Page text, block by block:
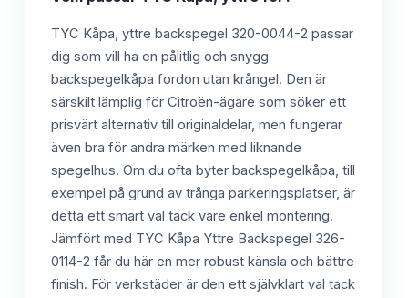
TYC Kåpa, yttre backspegel 320-0044-2 passar
dig som vill ha en pålitlig och snygg
backspegelkåpa fordon utan krångel. Den är
särskilt lämplig för Citroën-ägare som söker ett
prisvärt alternativ till originaldelar, men fungerar
även bra för andra märken med liknande
spegelhus. Om du ofta byter backspegelkåpa, till
exempel på grund av trånga parkeringsplatser, är
detta ett smart val tack vare enkel montering.
Jämfört med TYC Kåpa Yttre Backspegel 326-
0114-2 får du här en mer robust känsla och bättre
finish. För verkstäder är den ett självklart val tack